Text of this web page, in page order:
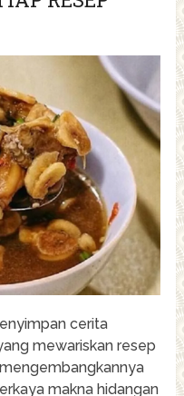
cerita
mewariskan resep
makna hidangan